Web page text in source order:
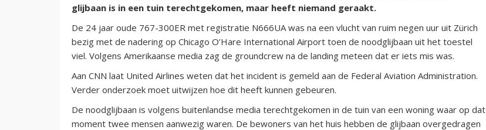
glijbaan is in een tuin terechtgekomen, maar heeft niemand geraakt.
De 24 jaar oude 767-300ER met registratie N666UA was na een vlucht van ruim negen uur uit Zürich
bezig met de nadering op Chicago O’Hare International Airport toen de noodglijbaan uit het toestel
viel. Volgens Amerikaanse media zag de groundcrew na de landing meteen dat er iets mis was.
Aan CNN laat United Airlines weten dat het incident is gemeld aan de Federal Aviation Administration.
Verder onderzoek moet uitwijzen hoe dit heeft kunnen gebeuren.
De noodglijbaan is volgens buitenlandse media terechtgekomen in de tuin van een woning waar op dat
moment twee mensen aanwezig waren. De bewoners van het huis hebben de glijbaan overgedragen